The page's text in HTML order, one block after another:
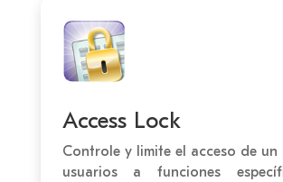
Access Lock
Controle y limite el acceso de
usuarios a funciones